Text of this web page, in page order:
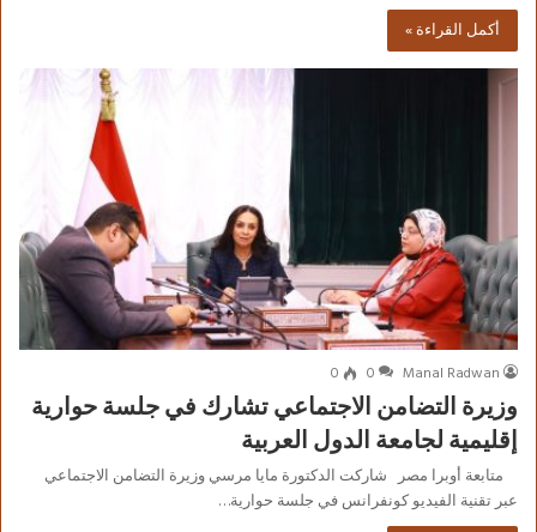
أكمل القراءة »
Manal Radwan
0
0
وزيرة التضامن الاجتماعي تشارك في جلسة حوارية
إقليمية لجامعة الدول العربية
متابعة أوبرا مصر شاركت الدكتورة مايا مرسي وزيرة التضامن الاجتماعي
عبر تقنية الفيديو كونفرانس في جلسة حوارية…